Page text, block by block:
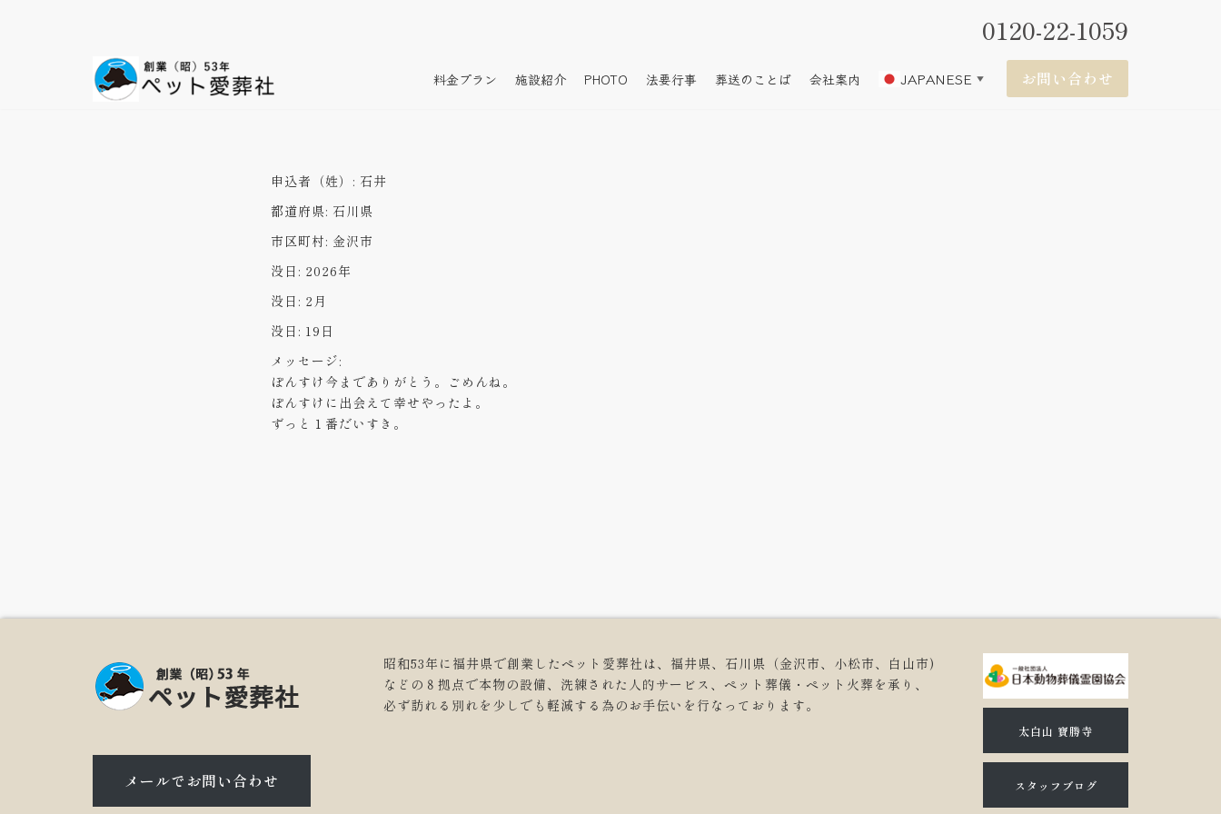
0120-22-1059
料金プラン 施設紹介 PHOTO 法要行事 葬送のことば 会社案内 JAPANESE ▼ お問い合わせ
申込者（姓）: 石井
都道府県: 石川県
市区町村: 金沢市
没日: 2026年
没日: 2月
没日: 19日
メッセージ:
ぽんすけ今までありがとう。ごめんね。
ぽんすけに出会えて幸せやったよ。
ずっと１番だいすき。
メールでお問い合わせ
昭和53年に福井県で創業したペット愛葬社は、福井県、石川県（金沢市、小松市、白山市)
などの８拠点で本物の設備、洗練された人的サービス、ペット葬儀・ペット火葬を承り、
必ず訪れる別れを少しでも軽減する為のお手伝いを行なっております。
太白山 寶勝寺
スタッフブログ